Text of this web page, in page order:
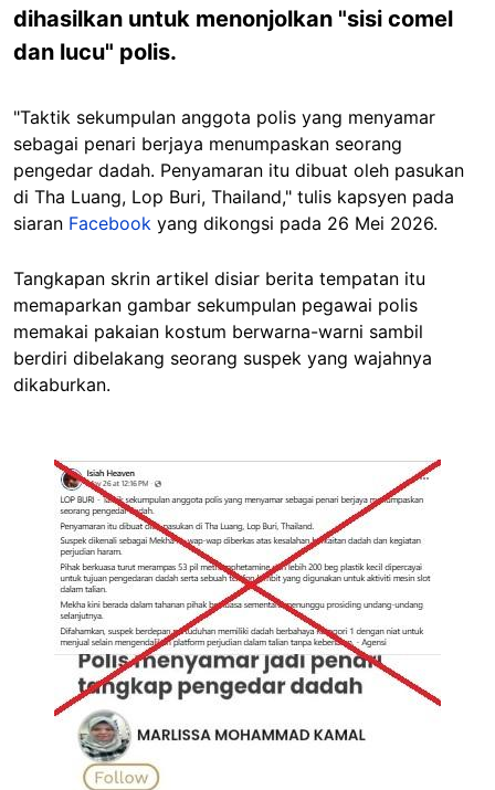
dihasilkan untuk menonjolkan "sisi comel
dan lucu" polis.
"Taktik sekumpulan anggota polis yang menyamar
sebagai penari berjaya menumpaskan seorang
pengedar dadah. Penyamaran itu dibuat oleh pasukan
di Tha Luang, Lop Buri, Thailand," tulis kapsyen pada
siaran Facebook yang dikongsi pada 26 Mei 2026.
Tangkapan skrin artikel disiar berita tempatan itu
memaparkan gambar sekumpulan pegawai polis
memakai pakaian kostum berwarna-warni sambil
berdiri dibelakang seorang suspek yang wajahnya
dikaburkan.
Image